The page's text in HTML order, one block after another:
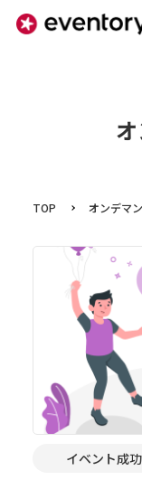
TOP オンデマ
イベント成